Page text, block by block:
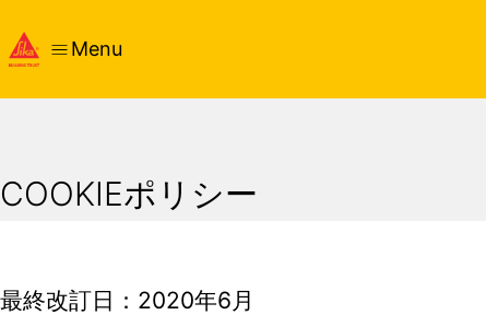
Menu
COOKIEポリシー
最終改訂日：2020年6月